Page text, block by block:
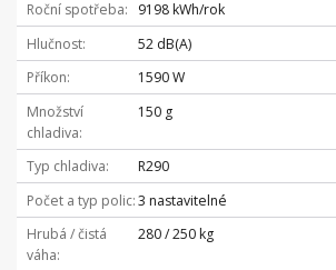
Roční spotřeba
9198 kWh/rok
Hlučnost
52 dB(A)
Příkon
1590 W
Množství
chladiva
150 g
Typ chladiva
R290
Počet a typ polic 3 nastavitelné
Hrubá / čistá
váha
280 / 250 kg